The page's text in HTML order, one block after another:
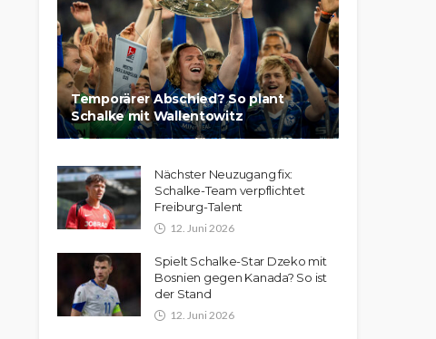
Temporärer Abschied? So plant
Schalke mit Wallentowitz
Nächster Neuzugang fix:
Schalke-Team verpflichtet
Freiburg-Talent
12. Juni 2026
Spielt Schalke-Star Dzeko mit
Bosnien gegen Kanada? So ist
der Stand
12. Juni 2026